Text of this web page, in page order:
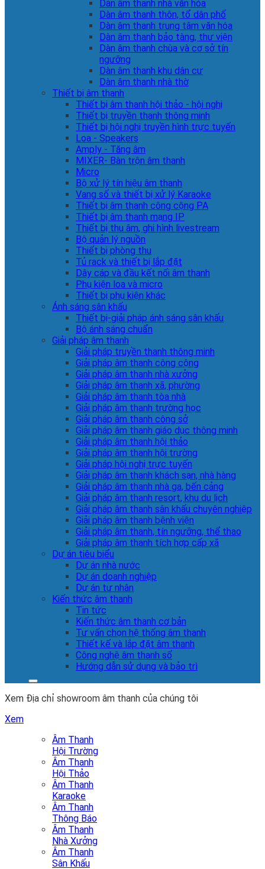
Dàn âm thanh nhà văn hóa
Dàn âm thanh thôn, tổ dân phố
Dàn âm thanh trung tâm văn hóa
Dàn âm thanh bảo tàng, thư viện
Dàn âm thanh chùa và cơ sở tín
ngưỡng
Dàn âm thanh khu dân cư
Dàn âm thanh nhà thờ
Thiết bị âm thanh
Thiết bị âm thanh hội thảo - hội nghị
Thiết bị truyền thanh thông minh
Thiết bị hội nghị truyền hình trực tuyến
Loa - Speakers
Amply - Tăng âm
MIXER- Bàn trộn âm thanh
Micro
Bộ xử lý tín hiệu âm thanh
Vang số và thiết bị xử lý Karaoke
Thiết bị âm thanh công cộng PA
Thiết bị âm thanh mạng IP
Thiết bị thu âm, ghi hình livestream
Bộ quản lý nguồn
Thiết bị phòng thu
Tủ rack và thiết bị lắp đặt
Dây cáp và đầu kết nối âm thanh
Phụ kiện loa và micro
Thiết bị phụ kiện khác
Ánh sáng sân khấu
Thiết bị-giải pháp ánh sáng sân khấu
Bộ ánh sáng chuẩn
Giải pháp âm thanh
Giải pháp truyền thanh thông minh
Giải pháp âm thanh công cộng
Giải pháp âm thanh nhà xưởng
Giải pháp âm thanh xã, phường
Giải pháp âm thanh tòa nhà
Giải pháp âm thanh trường học
Giải pháp âm thanh công sở
Giải pháp âm thanh giáo dục thông minh
Giải pháp âm thanh hội thảo
Giải pháp âm thanh hội trường
Giải pháp hội nghị trực tuyến
Giải pháp âm thanh khách sạn, nhà hàng
Giải pháp âm thanh nhà ga, bến cảng
Giải pháp âm thanh resort, khu du lịch
Giải pháp âm thanh sân khấu chuyên nghiệp
Giải pháp âm thanh bệnh viện
Giải pháp âm thanh, tín ngưỡng, thể thao
Giải pháp âm thanh tích hợp cấp xã
Dự án tiêu biểu
Dự án nhà nước
Dự án doanh nghiệp
Dự án tư nhân
Kiến thức âm thanh
Tin tức
Kiến thức âm thanh cơ bản
Tư vấn chọn hệ thống âm thanh
Thiết kế và lắp đặt âm thanh
Công nghệ âm thanh số
Hướng dẫn sử dụng và bảo trì
Xem Địa chỉ showroom âm thanh của chúng tôi
Xem
Âm Thanh
Hội Trường
Âm Thanh
Hội Thảo
Âm Thanh
Karaoke
Âm Thanh
Thông Báo
Âm Thanh
Nhà Xưởng
Âm Thanh
Sân Khấu